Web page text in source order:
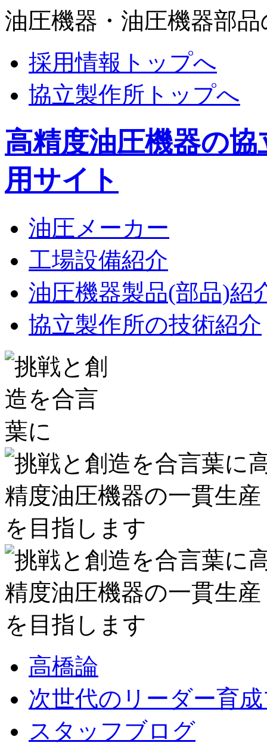
油圧機器・油圧機器部
採用情報トップへ
協立製作所トップへ
高精度油圧機器の
用サイト
油圧メーカー
工場設備紹介
油圧機器製品(部品)紹
協立製作所の技術紹介
高橋論
次世代のリーダー育
スタッフブログ